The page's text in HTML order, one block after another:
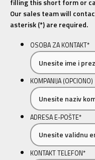
filling this short form or
Our sales team will
asterisk (*) are required.
OSOBA ZA KONTAKT*
KOMPANIJA (OPCIONO)
ADRESA E-POŠTE*
KONTAKT TELEFON*